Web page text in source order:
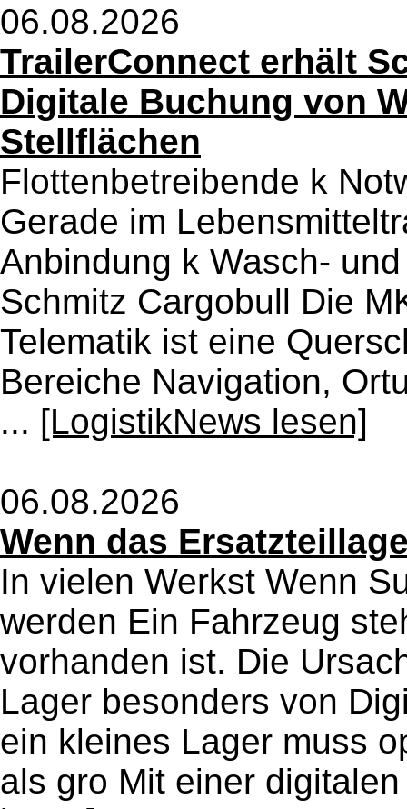
06.08.2026
TrailerConnect erhält
Digitale Buchung von
Stellflächen
Flottenbetreibende k
Gerade im
Anbindung k Wasch-
Schmitz Cargobull Die
Telematik ist eine
Bereiche Navigation,
... [LogistikNews lesen]
06.08.2026
Wenn das
In vielen Werkst Wenn
werden Ein Fahrzeug
vorhanden ist. Die
Lager besonders von
ein kleines Lager muss
als gro Mit einer